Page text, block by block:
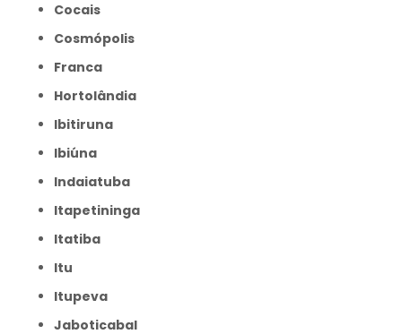
Cocais
Cosmópolis
Franca
Hortolândia
Ibitiruna
Ibiúna
Indaiatuba
Itapetininga
Itatiba
Itu
Itupeva
Jaboticabal